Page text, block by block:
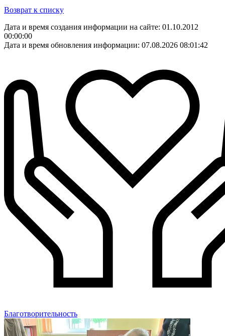
Возврат к списку
Дата и время создания информации на сайте: 01.10.2012
00:00:00
Дата и время обновления информации: 07.08.2026 08:01:42
Благотворительность